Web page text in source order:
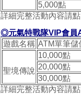
5,000點
詳細完整活動內容請點
◎元氣特戰隊VIP會員
遊戲名稱 ATM單筆儲
聖境傳說
10,000點
20,000點
30,000點
詳細完整活動內容請點